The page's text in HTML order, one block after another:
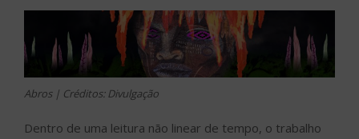
Abros | Créditos: Divulgação
Dentro de uma leitura não linear de tempo, o trabalho